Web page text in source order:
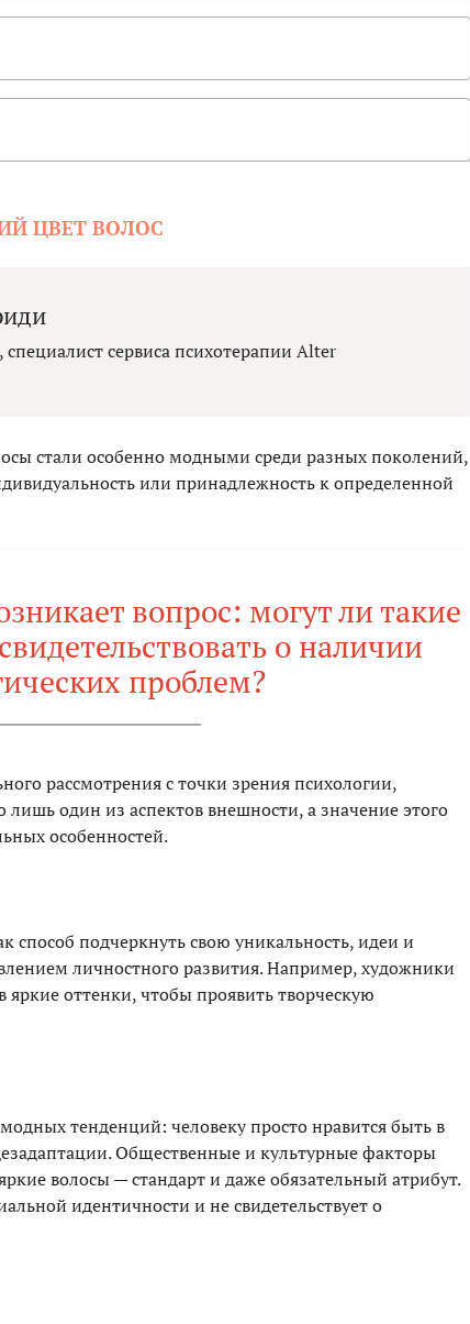
ЦВЕТ ВОЛОС
сервиса психотерапии Alter
стали особенно модными среди разных поколений,
или принадлежность к определенной
вопрос: могут ли такие
о наличии
проблем?
рассмотрения с точки зрения психологии,
лишь один из аспектов внешности, а значение этого
особенностей.
способ подчеркнуть свою уникальность, идеи и
личностного развития. Например, художники
оттенки, чтобы проявить творческую
тенденций: человеку просто нравится быть в
Общественные и культурные факторы
волосы — стандарт и даже обязательный атрибут.
идентичности и не свидетельствует о